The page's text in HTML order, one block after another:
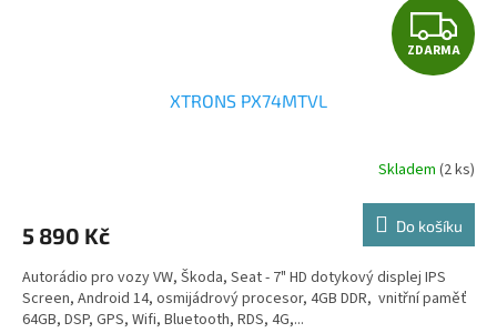
Z
D
R
M
A
ZDARMA
XTRONS PX74MTVL
je
z
5
hvězdiček.
Skladem(2 ks)
5 890 Kč Do košíku
Autorádio pro vozy VW, Škoda, Seat - 7" HD dotykový displej IPS
Screen, Android 14, osmijádrový procesor, 4GB DDR, vnitřní paměť
64GB, DSP, GPS, Wifi, Bluetooth, RDS, 4G,...